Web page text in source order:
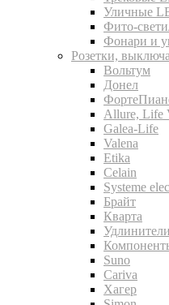
Уличные
Фито-
Фонари и
Розетки,
Вольтум
Донел
Allure, Life
Galea-Life
Valena
Etika
Celain
Systeme
Брайт
Кварта
Удлинители
Suno
Cariva
Хагер